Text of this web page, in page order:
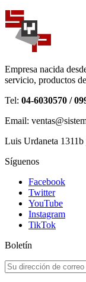
Empresa nacida
servicio, productos
Tel: 04-6030570 /
Email:
Luis Urdaneta
Síguenos
Facebook
Twitter
YouTube
Instagram
TikTok
Boletín